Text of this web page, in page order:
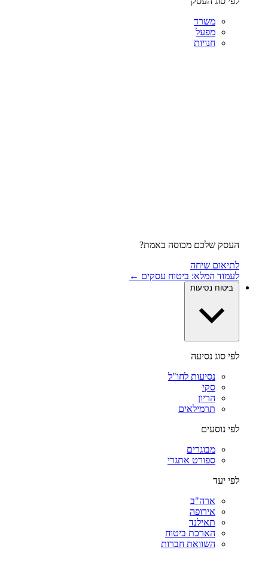
משרד
מפעל
חנויות
העסק שלכם מכוסה באמת?
לתיאום שיחה
לעמוד המלא: ביטוח עסקים ←
ביטוח נסיעות
לפי סוג נסיעה
נסיעות לחו"ל
סקי
הריון
תרמילאים
לפי נוסעים
מבוגרים
ספורט אתגרי
לפי יעד
ארה"ב
אירופה
תאילנד
הארכת ביטוח
השוואת חברות